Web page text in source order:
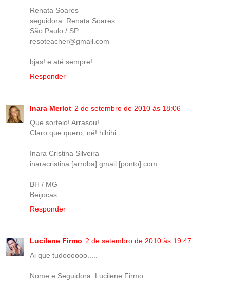
Renata Soares
seguidora: Renata Soares
São Paulo / SP
resoteacher@gmail.com
bjas! e até sempre!
Responder
Inara Merlot 2 de setembro de 2010 às 18:06
Que sorteio! Arrasou!
Claro que quero, né! hihihi
Inara Cristina Silveira
inaracristina [arroba] gmail [ponto] com
BH / MG
Beijocas
Responder
Lucilene Firmo 2 de setembro de 2010 às 19:47
Ai que tudoooooo.....
Nome e Seguidora: Lucilene Firmo